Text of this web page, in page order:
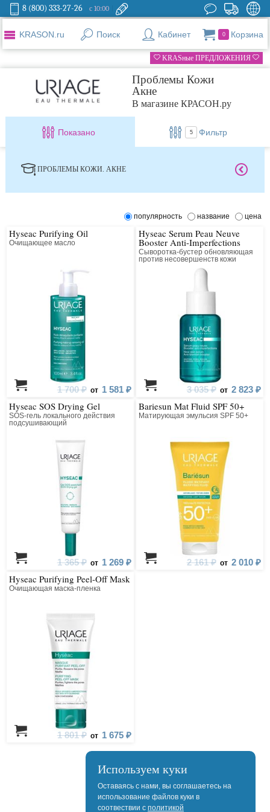
8 (800) 333-27-26 с 10:00
KRASON.ru Поиск Кабинет 0 Корзина
KRASные ПРЕДЛОЖЕНИЯ
Проблемы Кожи
Акне
В магазине КРАСОН.ру
Показано 5 Фильтр
ПРОБЛЕМЫ КОЖИ. АКНЕ
популярность название цена
Hyseac Purifying Oil
Очищающее масло
1 700 ₽ от 1 581 ₽
Hyseac Serum Peau Neuve
Booster Anti-Imperfections
Сыворотка-бустер обновляющая
против несовершенств кожи
3 035 ₽ от 2 823 ₽
Hyseac SOS Drying Gel
SOS-гель локального действия
подсушивающий
1 365 ₽ от 1 269 ₽
Bariesun Mat Fluid SPF 50+
Матирующая эмульсия SPF 50+
2 161 ₽ от 2 010 ₽
Hyseac Purifying Peel-Off Mask
Очищающая маска-пленка
1 801 ₽ от 1 675 ₽
Используем куки
Оставаясь с нами, вы соглашаетесь на
использование файлов куки в
соотвествии с политикой